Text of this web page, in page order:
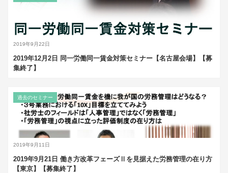
2019年9月22日
2019年12月2日 同一労働同一賃金対策セミナー【名古屋会場】【募
集終了】
2019年9月11日
過去のセミナー
2019年9月21日 働き方改革フェーズⅡを見据えた労務管理の在り方
【東京】【募集終了】